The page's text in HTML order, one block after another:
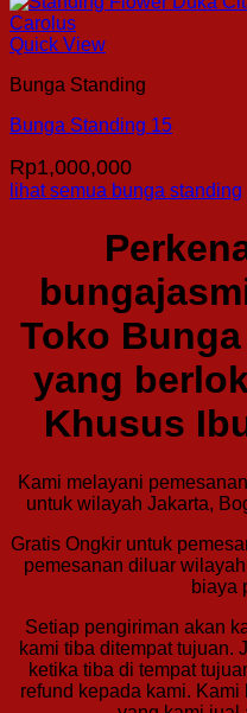
Quick View
Bunga Standing
Bunga Standing 15
Rp1,000,000
lihat semua bunga standing
Toko
yang
Khusus
Kami melayani
untuk wilayah Jakarta,
Gratis Ongkir untuk
pemesanan diluar
biaya
Setiap pengiriman akan
kami tiba ditempat tujuan.
ketika tiba di tempat
refund kepada kami.